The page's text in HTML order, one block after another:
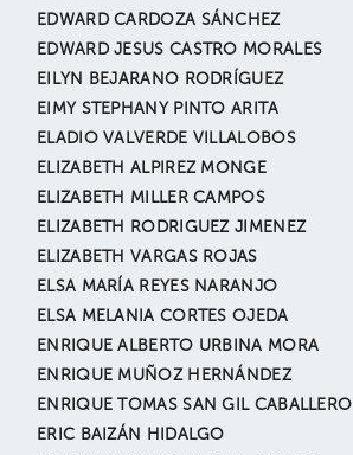
EDWARD CARDOZA SÁNCHEZ
EDWARD JESUS CASTRO MORALES
EILYN BEJARANO RODRÍGUEZ
EIMY STEPHANY PINTO ARITA
ELADIO VALVERDE VILLALOBOS
ELIZABETH ALPIREZ MONGE
ELIZABETH MILLER CAMPOS
ELIZABETH RODRIGUEZ JIMENEZ
ELIZABETH VARGAS ROJAS
ELSA MARÍA REYES NARANJO
ELSA MELANIA CORTES OJEDA
ENRIQUE ALBERTO URBINA MORA
ENRIQUE MUÑOZ HERNÁNDEZ
ENRIQUE TOMAS SAN GIL CABALLERO
ERIC BAIZÁN HIDALGO